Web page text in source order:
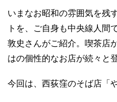
いまなお昭和の雰囲気を残
トを、ご自身も中央線人間
敦史さんがご紹介。喫茶店
はの個性的なお店が続々と
今回は、西荻窪のそば店「